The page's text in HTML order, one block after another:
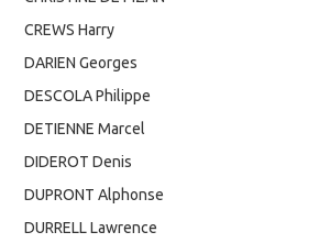
CREWS Harry
DARIEN Georges
DESCOLA Philippe
DETIENNE Marcel
DIDEROT Denis
DUPRONT Alphonse
DURRELL Lawrence